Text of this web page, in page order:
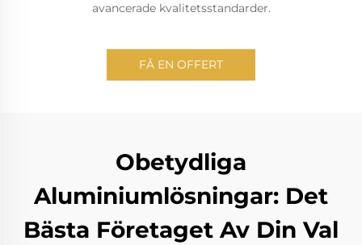
avancerade kvalitetsstandarder.
FÅ EN OFFERT
Obetydliga
Aluminiumlösningar: Det
Bästa Företaget Av Din Val